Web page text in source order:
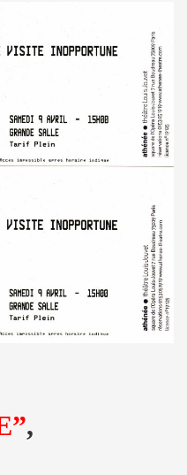
”,
le 12 aout 2017 par
Duvall") par
2016 a l'Orange
Madame Arthur de la
+ les 23 et 24 fevrier
interview + discographie.
au 1er mai 2017 a
DELUXE.
Duvall") par PIERRE &